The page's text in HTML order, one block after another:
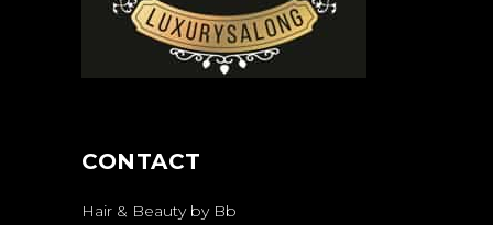
CONTACT
Hair & Beauty by Bb